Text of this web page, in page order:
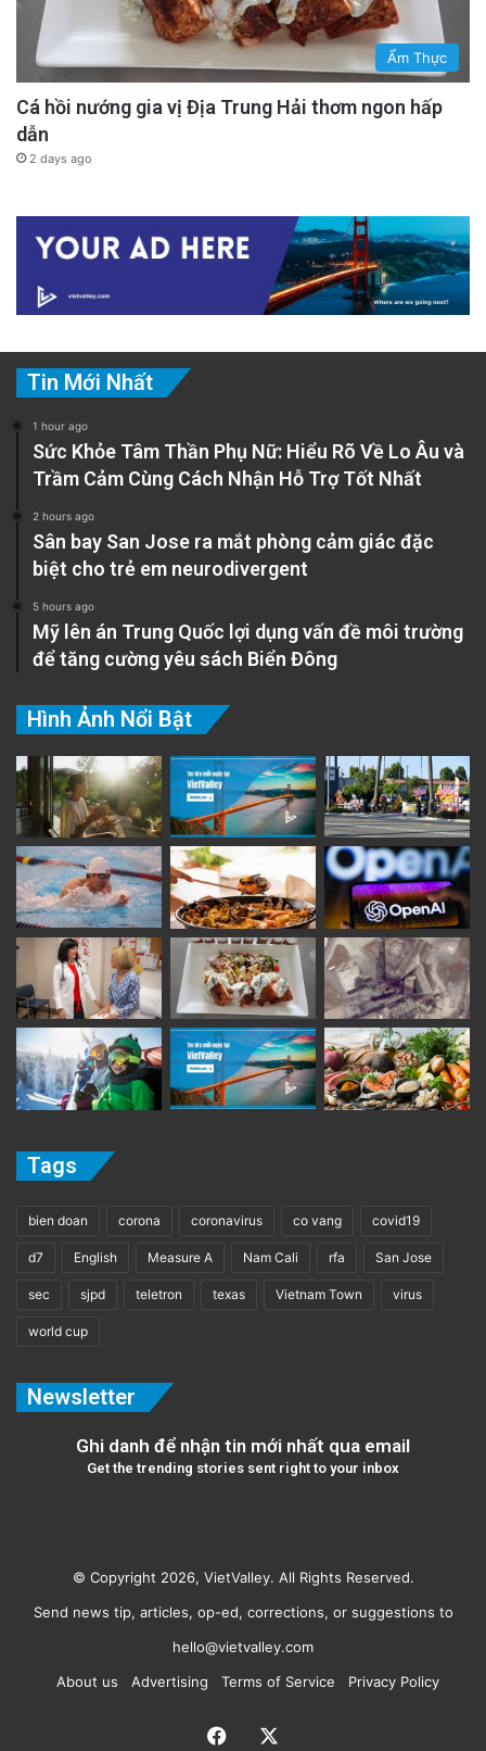
Ẩm Thực
Cá hồi nướng gia vị Địa Trung Hải thơm ngon hấp
dẫn
2 days ago
Tin Mới Nhất
1 hour ago
Sức Khỏe Tâm Thần Phụ Nữ: Hiểu Rõ Về Lo Âu và
Trầm Cảm Cùng Cách Nhận Hỗ Trợ Tốt Nhất
2 hours ago
Sân bay San Jose ra mắt phòng cảm giác đặc
biệt cho trẻ em neurodivergent
5 hours ago
Mỹ lên án Trung Quốc lợi dụng vấn đề môi trường
để tăng cường yêu sách Biển Đông
Hình Ảnh Nổi Bật
Tags
bien doan corona coronavirus co vang covid19
d7 English Measure A Nam Cali rfa San Jose
sec sjpd teletron texas Vietnam Town virus
world cup
Newsletter
Ghi danh để nhận tin mới nhất qua email
Get the trending stories sent right to your inbox
© Copyright 2026, VietValley. All Rights Reserved.
Send news tip, articles, op-ed, corrections, or suggestions to
hello@vietvalley.com
About us
Advertising Terms of Service Privacy Policy
Facebook